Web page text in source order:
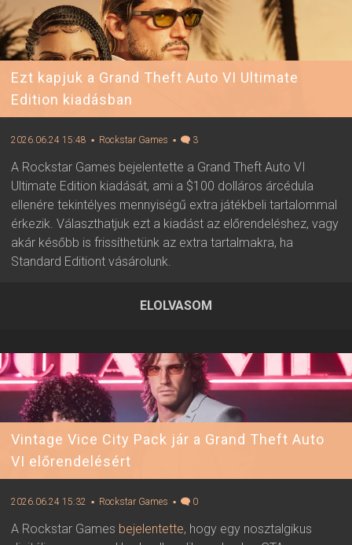
Ezt kapjuk a Grand Theft Auto VI Ultimate
Edition kiadásban
2026.06.24 15:48 ▪ Rockstar Games ▪ 3
A Rockstar Games bejelentette a Grand Theft Auto VI
Ultimate Edition kiadását, ami a $100 dolláros árcédula
ellenére tekintélyes mennyiségű extra játékbeli tartalommal
érkezik. Választhatjuk ezt a kiadást az előrendeléshez, vagy
akár később is frissíthetünk az extra tartalmakra, ha
Standard Editiont vásárolunk.
2026.06.24 15:48 ▪ Forrás:Rockstar Games
ELOLVASOM
Vintage Vice City Pack jár a Grand Theft Auto
VI előrendelésért
2026.06.24 15:32 ▪ Rockstar Games ▪ 0
A Rockstar Games bejelentette, hogy egy nosztalgikus